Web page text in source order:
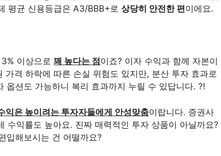
평균 신용등급은 A3/BBB+로 상당히 안전한 편이에요.
이상으로 꽤 높다는 점 이죠? 이자 수익과 함께 자본이
격 하락에 따른 손실 위험도 있지만, 분산 투자 효과로
옵션도 가능하니 복리 효과까지 누릴 수 있답니다. ?!
익은 높이려는 투자자들에게 안성맞춤이랍니다. 증권사
수익률도 높아요. 진짜 매력적인 투자 상품이 아닐까요?
입해보시는 건 어떨까요?